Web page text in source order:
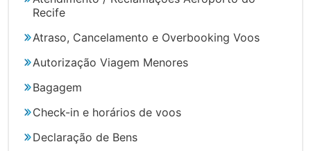
Recife
Atraso, Cancelamento e Overbooking Voos
Autorização Viagem Menores
Bagagem
Check-in e horários de voos
Declaração de Bens